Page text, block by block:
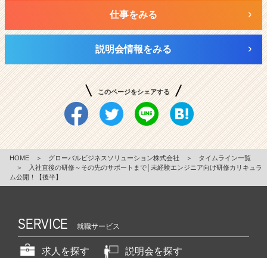
仕事をみる
説明会情報をみる
このページをシェアする
HOME ＞ グローバルビジネスソリューション株式会社 ＞
タイムライン一覧
＞
入社直後の研修～その先のサポートまで│未経験エンジニア向け研修カリキュラ
ム公開！【後半】
SERVICE 就職サービス
求人を探す
説明会を探す